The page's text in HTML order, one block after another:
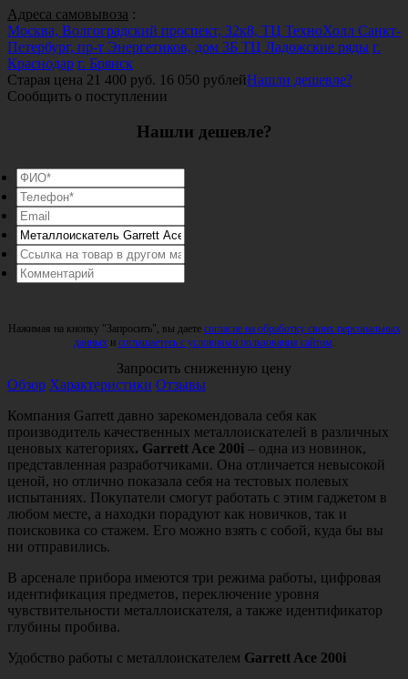
Адреса самовывоза :
Москва, Волгоградский проспект, 32к8, ТЦ ТехноХолл Санкт-
Петербург, пр-т Энергетиков, дом 3Б ТЦ Ладожские ряды г.
Краснодар г. Брянск
Старая цена 21 400 руб. 16 050 рублейНашли дешевле?
Сообщить о поступлении
Нашли дешевле?
Нажимая на кнопку "Запросить", вы даете согласие на обработку своих персональных
данныхи соглашаетесь с условиями пользования сайтом.
Запросить сниженную цену
Обзор Характеристики Отзывы
Компания Garrett давно зарекомендовала себя как
производитель качественных металлоискателей в различных
ценовых категориях. Garrett Ace 200i – одна из новинок,
представленная разработчиками. Она отличается невысокой
ценой, но отлично показала себя на тестовых полевых
испытаниях. Покупатели смогут работать с этим гаджетом в
любом месте, а находки порадуют как новичков, так и
поисковика со стажем. Его можно взять с собой, куда бы вы
ни отправились.
В арсенале прибора имеются три режима работы, цифровая
идентификация предметов, переключение уровня
чувствительности металлоискателя, а также идентификатор
глубины пробива.
Удобство работы с металлоискателем Garrett Ace 200i